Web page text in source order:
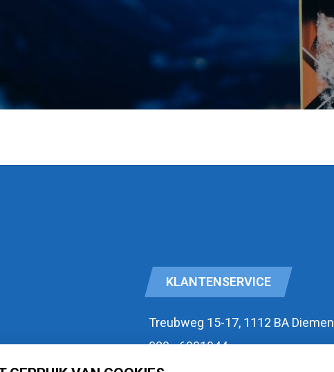
KLANTENSERVICE
Treubweg 15-17, 1112 BA Diemen
020 - 6901044